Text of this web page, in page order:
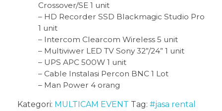
Crossover/SE 1 unit
– HD Recorder SSD Blackmagic Studio Pro
1 unit
– Intercom Clearcom Wireless 5 unit
– Multiviwer LED TV Sony 32”/24” 1 unit
– UPS APC 500W 1 unit
– Cable Instalasi Percon BNC 1 Lot
– Man Power 4 orang
Kategori: MULTICAM EVENT Tag: #jasa rental